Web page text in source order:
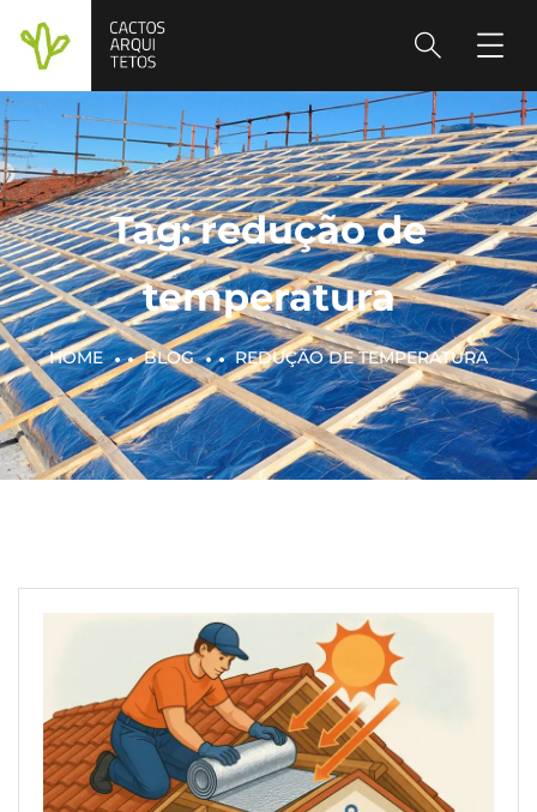
Tag:redução de
temperatura
HOME BLOG REDUÇÃO DE TEMPERATURA